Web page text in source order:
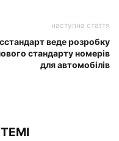
наступна стаття
веде розробку
стандарту номерів
для автомобілів